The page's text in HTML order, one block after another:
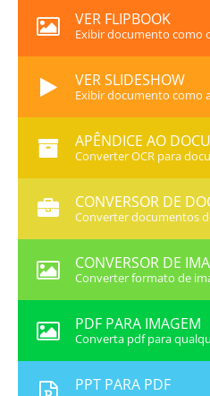
VER FLIPBOOK
Exibir documento como
VER SLIDESHOW
Exibir documento como
APÊNDICE AO
Converter OCR para
CONVERSOR DE
Converter documentos
CONVERSOR DE
Converter formato de
PDF PARA IMAGEM
Converta pdf para
PPT PARA PDF